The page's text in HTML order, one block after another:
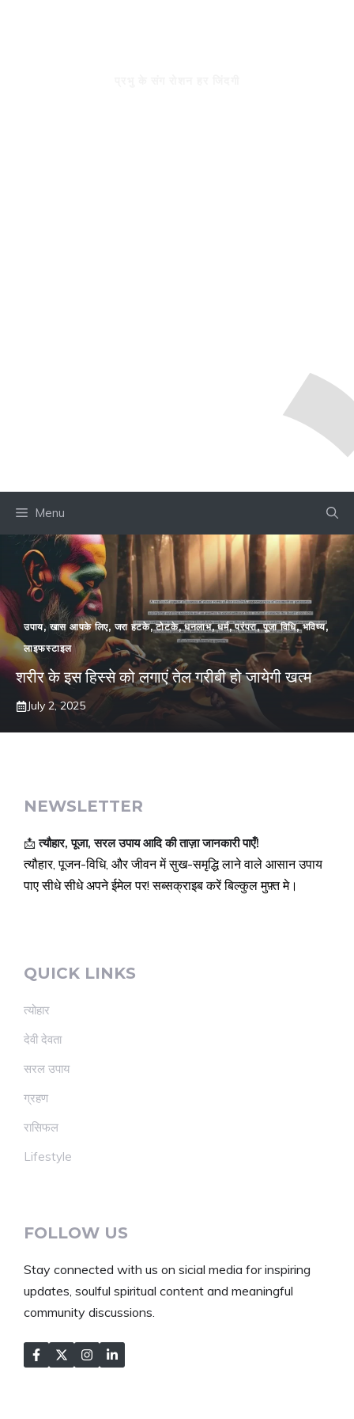
Menu
उपाय,खास आपके लिए,जरा हटके,टोटके,धनलाभ,धर्म,परंपरा,पूजा विधि,भविष्य,
लाइफस्टाइल
शरीर के इस हिस्से को लगाएं तेल गरीबी हो जायेगी खत्म
July 2, 2025
NEWSLETTER
📩त्यौहार, पूजा, सरल उपाय आदि की ताज़ा जानकारी पाएँ!
त्यौहार, पूजन-विधि, और जीवन में सुख-समृद्धि लाने वाले आसान उपाय
पाए सीधे सीधे अपने ईमेल पर! सब्सक्राइब करें बिल्कुल मुफ़्त मे।
QUICK LINKS
त्योहार
देवी देवता
सरल उपाय
ग्रहण
रासिफल
Lifestyle
FOLLOW US
Stay connected with us on sicial media for inspiring
updates, soulful spiritual content and meaningful
community discussions.